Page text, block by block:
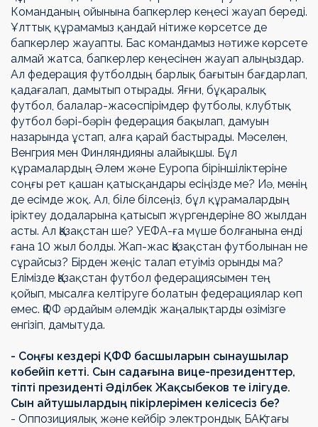
Команданың ойынына бапкерлер кеңесі жауап береді.
Ұлттық құрамамыз қандай нітиже көрсетсе де
бапкерлер жауапты. Бас командамыз нәтиже көрсете
алмай жатса, бапкерлер кеңесінен жауап алыңыздар.
Ал федерация футболдың барлық бағытын бағдарлап,
қадағалап, дамытып отырады. Яғни, бұқаралық
футбол, балалар-жасөспірімдер футболы, клубтық
футбол бәрі-бәрін федерация бақылап, дамуын
назарында ұстап, алға қарай бастырады. Мәселен,
Венгрия мен Финляндияны алайықшы. Бұл
құрамалардың Әлем және Еуропа біріншіліктеріне
соңғы рет қашан қатысқандары есіңізде ме? Иә, менің
де есімде жоқ. Ал, біле білсеңіз, бұл құрамалардың
іріктеу додаларына қатысып жүргендеріне 80 жылдан
асты. Ал Қазақстан ше? УЕФА-ға мүше болғанына енді
ғана 10 жыл болды. Жап-жас Қазақстан футболынан не
сұрайсыз? Бірден жеңіс талап етуіміз орынды ма?
Елімізде Қазақстан футбол федерациясымен тең
қойып, мысалға келтіруге болатын федерациялар көп
емес. ҚФФ әрдайым әлемдік жаңалықтарды өзімізге
енгізіп, дамытуда.
- Соңғы кездері ҚФФ басшыларын сынаушылар
көбейіп кетті. Сын садағына вице-президенттер,
тіпті президенті Әділбек Жақсыбеков те ілігуде.
Сын айтушылардың пікірлерімен келісесіз бе?
- Оппозициялық және кейбір электрондық БАҚ-тағы